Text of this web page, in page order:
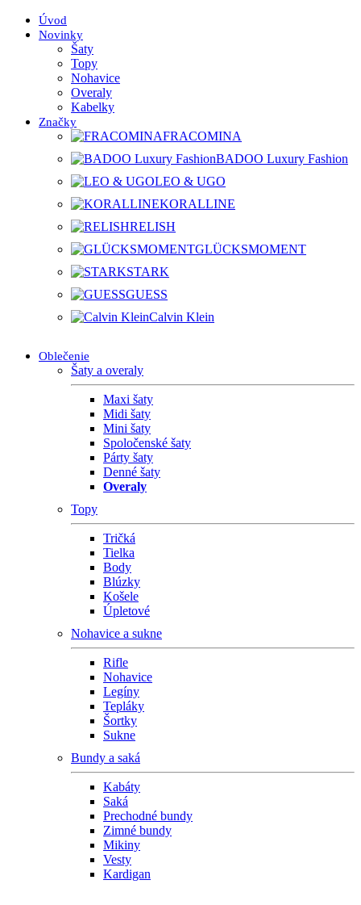
Úvod
Novinky
Šaty
Topy
Nohavice
Overaly
Kabelky
Značky
FRACOMINA
BADOO Luxury Fashion
LEO & UGO
KORALLINE
RELISH
GLÜCKSMOMENT
STARK
GUESS
Calvin Klein
Oblečenie
Šaty a overaly
Maxi šaty
Midi šaty
Mini šaty
Spoločenské šaty
Párty šaty
Denné šaty
Overaly
Topy
Tričká
Tielka
Body
Blúzky
Košele
Úpletové
Nohavice a sukne
Rifle
Nohavice
Legíny
Tepláky
Šortky
Sukne
Bundy a saká
Kabáty
Saká
Prechodné bundy
Zimné bundy
Mikiny
Vesty
Kardigan